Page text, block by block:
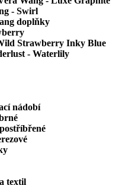
- Swirl
doplňky
Strawberry Inky Blue
- Waterlily
nádobí
textil